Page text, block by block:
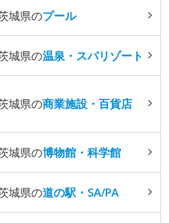
城県のプール
城県の温泉・スパリゾート
城県の商業施設・百貨店
城県の博物館・科学館
城県の道の駅・SA/PA